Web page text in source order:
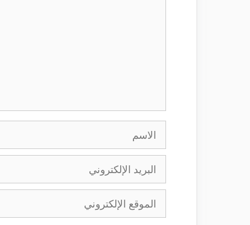
الاسم
البريد
الإلكتروني
الموقع
الإلكتروني